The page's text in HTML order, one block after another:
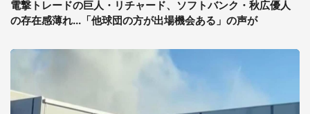
電撃トレードの巨人・リチャード、ソフトバンク・秋広優人
の存在感薄れ...「他球団の方が出場機会ある」の声が